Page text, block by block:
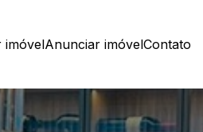
imóvelAnunciar imóvelContato